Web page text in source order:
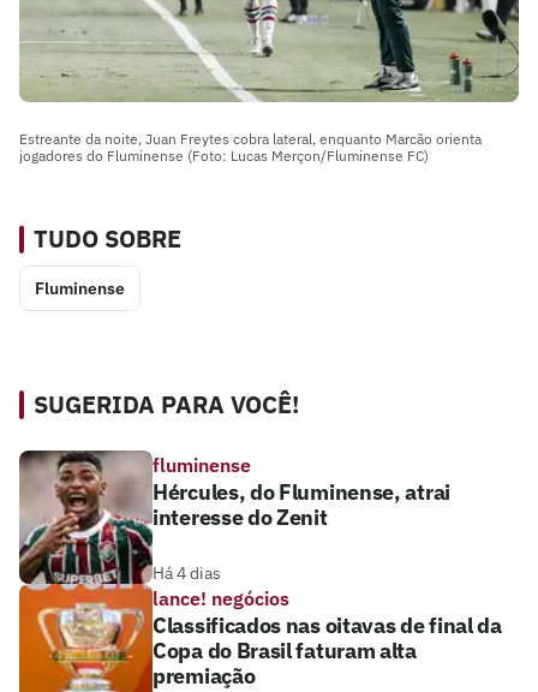
Estreante da noite, Juan Freytes cobra lateral, enquanto Marcão orienta
jogadores do Fluminense (Foto: Lucas Merçon/Fluminense FC)
TUDO SOBRE
Fluminense
SUGERIDA PARA VOCÊ!
fluminense
Hércules, do Fluminense, atrai
interesse do Zenit
Há 4 dias
lance! negócios
Classificados nas oitavas de final da
Copa do Brasil faturam alta
premiação